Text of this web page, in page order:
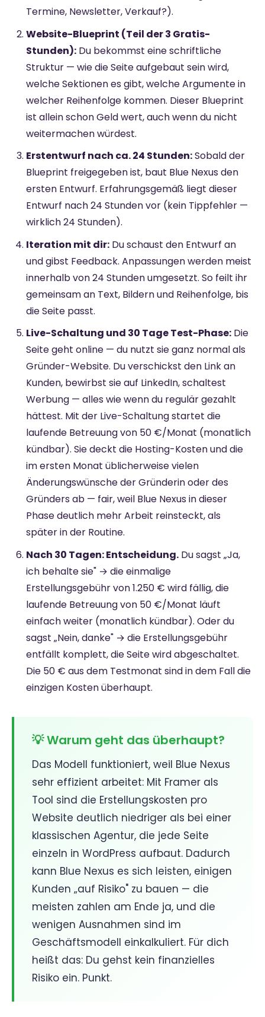
Termine, Newsletter, Verkauf?).
Website-Blueprint (Teil der 3 Gratis-
Stunden): Du bekommst eine schriftliche
Struktur — wie die Seite aufgebaut sein wird,
welche Sektionen es gibt, welche Argumente in
welcher Reihenfolge kommen. Dieser Blueprint
ist allein schon Geld wert, auch wenn du nicht
weitermachen würdest.
Erstentwurf nach ca. 24 Stunden:Sobald der
Blueprint freigegeben ist, baut Blue Nexus den
ersten Entwurf. Erfahrungsgemäß liegt dieser
Entwurf nach 24 Stunden vor (kein Tippfehler —
wirklich 24 Stunden).
Iteration mit dir: Du schaust den Entwurf an
und gibst Feedback. Anpassungen werden meist
innerhalb von 24 Stunden umgesetzt. So feilt ihr
gemeinsam an Text, Bildern und Reihenfolge, bis
die Seite passt.
Live-Schaltung und 30 Tage Test-Phase: Die
Seite geht online — du nutzt sie ganz normal als
Gründer-Website. Du verschickst den Link an
Kunden, bewirbst sie auf LinkedIn, schaltest
Werbung — alles wie wenn du regulär gezahlt
hättest. Mit der Live-Schaltung startet die
laufende Betreuung von 50 €/Monat (monatlich
kündbar). Sie deckt die Hosting-Kosten und die
im ersten Monat üblicherweise vielen
Änderungswünsche der Gründerin oder des
Gründers ab — fair, weil Blue Nexus in dieser
Phase deutlich mehr Arbeit reinsteckt, als
später in der Routine.
Nach 30 Tagen: Entscheidung. Du sagst „Ja,
ich behalte sie" → die einmalige
Erstellungsgebühr von 1.250 € wird fällig, die
laufende Betreuung von 50 €/Monat läuft
einfach weiter (monatlich kündbar). Oder du
sagst „Nein, danke" → die Erstellungsgebühr
entfällt komplett, die Seite wird abgeschaltet.
Die 50 € aus dem Testmonat sind in dem Fall die
einzigen Kosten überhaupt.
💡 Warum geht das überhaupt?
Das Modell funktioniert, weil Blue Nexus
sehr effizient arbeitet: Mit Framer als
Tool sind die Erstellungskosten pro
Website deutlich niedriger als bei einer
klassischen Agentur, die jede Seite
einzeln in WordPress aufbaut. Dadurch
kann Blue Nexus es sich leisten, einigen
Kunden „auf Risiko" zu bauen — die
meisten zahlen am Ende ja, und die
wenigen Ausnahmen sind im
Geschäftsmodell einkalkuliert. Für dich
heißt das: Du gehst kein finanzielles
Risiko ein. Punkt.